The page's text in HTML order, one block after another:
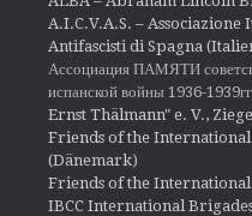
A.I.C.V.A.S. –
Antifascisti di Spagna
Ассоциация ПАМЯТИ
испанской войны 1936-
Ernst Thälmann" e. V.,
Friends of the International
(Dänemark)
Friends of the
IBCC International